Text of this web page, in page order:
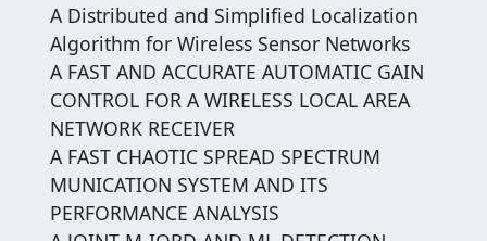
A Distributed and Simplified Localization
Algorithm for Wireless Sensor Networks
A FAST AND ACCURATE AUTOMATIC GAIN
CONTROL FOR A WIRELESS LOCAL AREA
NETWORK RECEIVER
A FAST CHAOTIC SPREAD SPECTRUM
MUNICATION SYSTEM AND ITS
PERFORMANCE ANALYSIS